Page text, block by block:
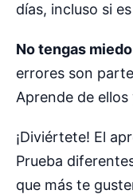
días, incluso si
No tengas
errores son
Aprende de
¡Diviértete! El
Prueba
que más te